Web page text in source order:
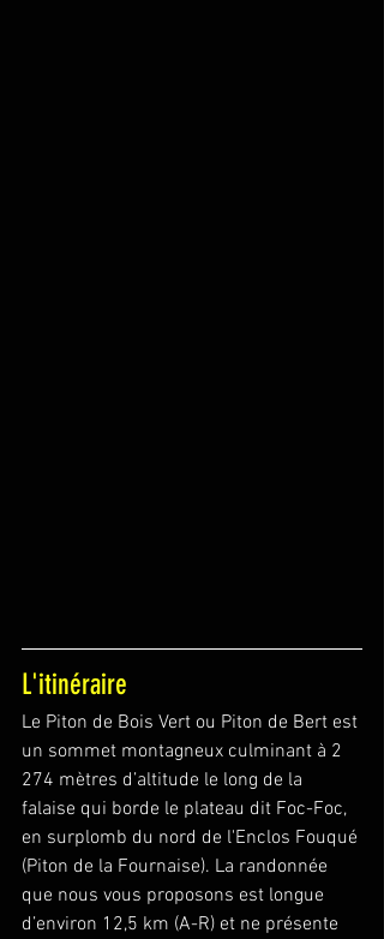
L'itinéraire
Le Piton de Bois Vert ou Piton de Bert est
un sommet montagneux culminant à 2
274 mètres d’altitude le long de la
falaise qui borde le plateau dit Foc-Foc,
en surplomb du nord de l'Enclos Fouqué
(Piton de la Fournaise). La randonnée
que nous vous proposons est longue
d’environ 12,5 km (A-R) et ne présente